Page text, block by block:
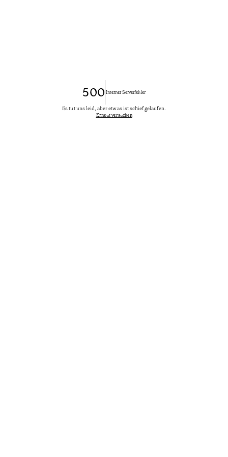
500 Interner Serverfehler
Es tut uns leid, aber etwas ist schief gelaufen.
Erneut versuchen